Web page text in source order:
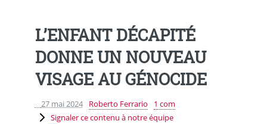
L’ENFANT DÉCAPITÉ
DONNE UN NOUVEAU
VISAGE AU GÉNOCIDE
27 mai 2024 Roberto Ferrario
1 com
Signaler ce contenu à notre équipe